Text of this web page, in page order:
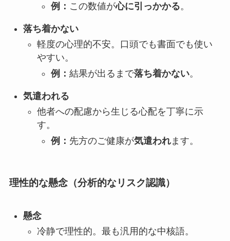
例： この数値が心に引っかかる。
落ち着かない
軽度の心理的不安。口頭でも書面でも使い
やすい。
例： 結果が出るまで落ち着かない。
気遣われる
他者への配慮から生じる心配を丁寧に示
す。
例： 先方のご健康が気遣われます。
理性的な懸念（分析的なリスク認識）
懸念
冷静で理性的。最も汎用的な中核語。